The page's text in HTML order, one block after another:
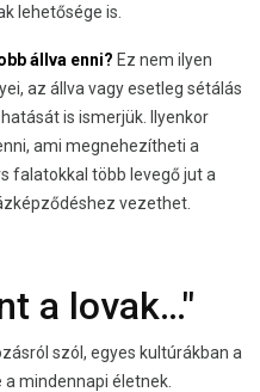
lehetősége is.
állva enni? Ez nem ilyen
az állva vagy esetleg sétálás
is ismerjük. Ilyenkor
ami megnehezítheti a
falatokkal több levegő jut a
vezethet.
a lovak…"
szól, egyes kultúrákban a
mindennapi életnek.